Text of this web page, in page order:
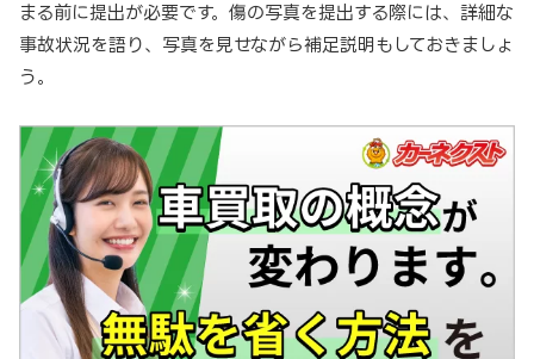
まる前に提出が必要です。傷の写真を提出する際には、詳細な
事故状況を語り、写真を見せながら補足説明もしておきましょ
う。